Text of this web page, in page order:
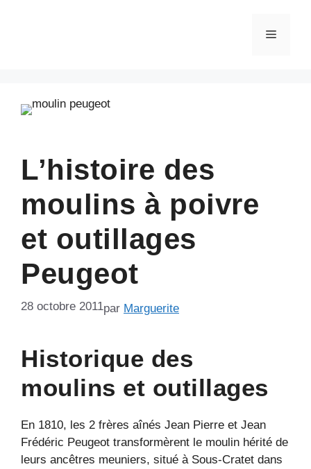
Menu
L’histoire des
moulins à poivre
et outillages
Peugeot
28 octobre 2011par Marguerite
Historique des
moulins et outillages
En 1810, les 2 frères aînés Jean Pierre et Jean
Frédéric Peugeot transformèrent le moulin hérité de
leurs ancêtres meuniers, situé à Sous-Cratet dans